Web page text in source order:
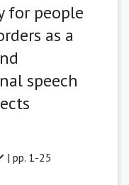
for people
as a
speech
| pp. 1-25